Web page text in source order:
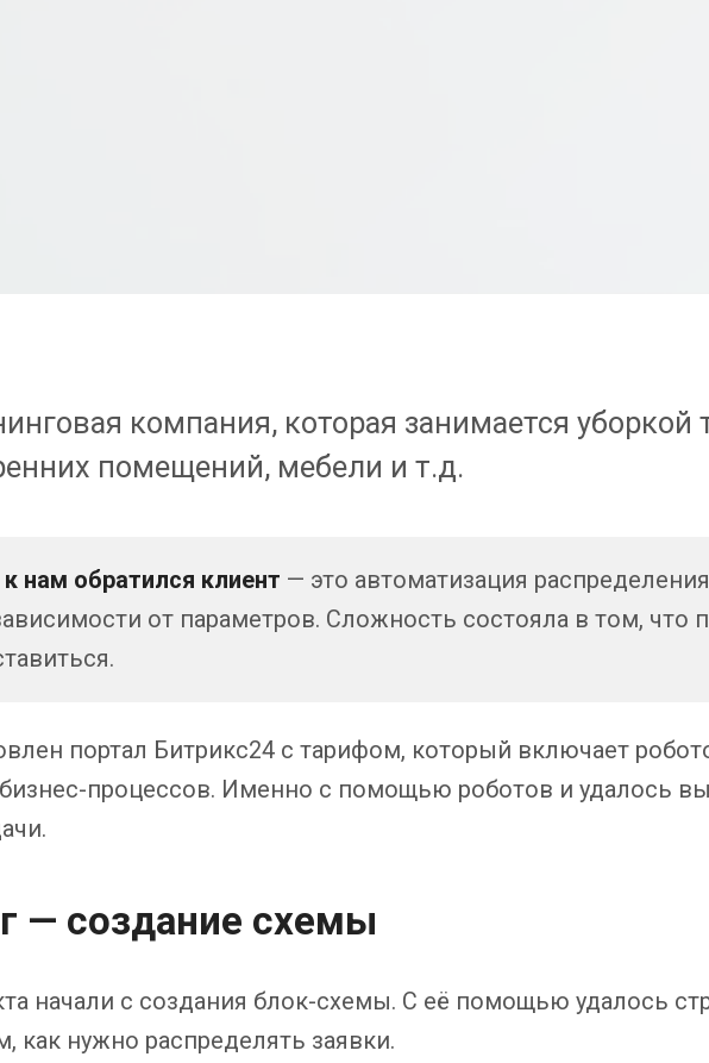
компания, которая занимается уборкой
помещений, мебели и т.д.
нам обратился клиент — это автоматизация
от параметров. Сложность состояла в том, что
портал Битрикс24 с тарифом, который включает
процессов. Именно с помощью роботов и удалось
— создание схемы
начали с создания блок-схемы. С её помощью удалось
как нужно распределять заявки.